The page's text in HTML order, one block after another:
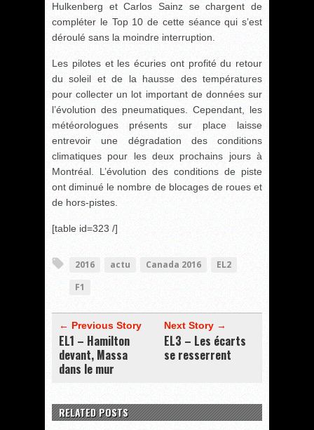
Hulkenberg et Carlos Sainz se chargent de
compléter le Top 10 de cette séance qui s’est
déroulé sans la moindre interruption.
Les pilotes et les écuries ont profité du retour
du soleil et de la hausse des températures
pour collecter un lot important de données sur
l’évolution des pneumatiques. Cependant, les
météorologues présents sur place laisse
entrevoir une dégradation des conditions
climatiques pour les deux prochains jours à
Montréal. L’évolution des conditions de piste
ont diminué le nombre de blocages de roues et
de hors-pistes.
[table id=323 /]
2016 actu Canada 2016
EL2
F1
← Previous Story
EL1 – Hamilton
devant, Massa
dans le mur
Next Story →
EL3 – Les écarts
se resserrent
RELATED POSTS